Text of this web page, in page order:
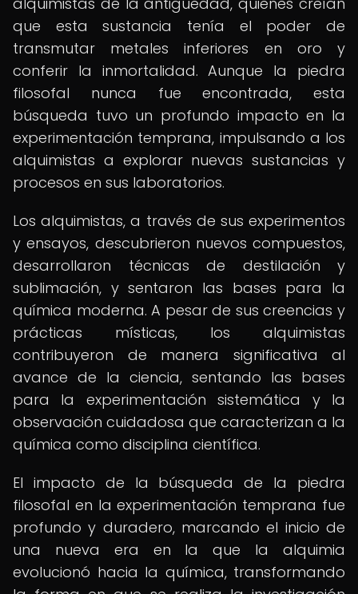
que esta sustancia tenía el poder de
transmutar metales inferiores en oro y
conferir la inmortalidad. Aunque la piedra
filosofal nunca fue encontrada, esta
búsqueda tuvo un profundo impacto en la
experimentación temprana, impulsando a los
alquimistas a explorar nuevas sustancias y
procesos en sus laboratorios.
Los alquimistas, a través de sus experimentos
y ensayos, descubrieron nuevos compuestos,
desarrollaron técnicas de destilación y
sublimación, y sentaron las bases para la
química moderna. A pesar de sus creencias y
prácticas místicas, los alquimistas
contribuyeron de manera significativa al
avance de la ciencia, sentando las bases
para la experimentación sistemática y la
observación cuidadosa que caracterizan a la
química como disciplina científica.
El impacto de la búsqueda de la piedra
filosofal en la experimentación temprana fue
profundo y duradero, marcando el inicio de
una nueva era en la que la alquimia
evolucionó hacia la química, transformando